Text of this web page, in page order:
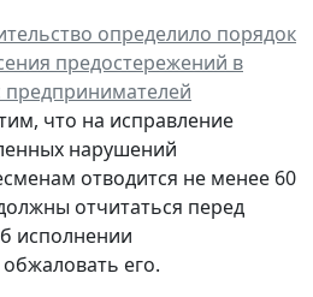
определило порядок
предостережений в
предпринимателей
что на исправление
нарушений
отводится не менее 60
отчитаться перед
исполнении
его.